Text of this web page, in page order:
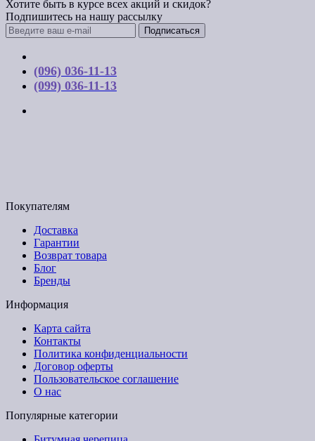
Хотите быть в курсе всех акций и скидок?
Подпишитесь на нашу рассылку
Подписаться
(096) 036-11-13
(099) 036-11-13
Покупателям
Доставка
Гарантии
Возврат товара
Блог
Бренды
Информация
Карта сайта
Контакты
Политика конфиденциальности
Договор оферты
Пользовательское соглашение
О нас
Популярные категории